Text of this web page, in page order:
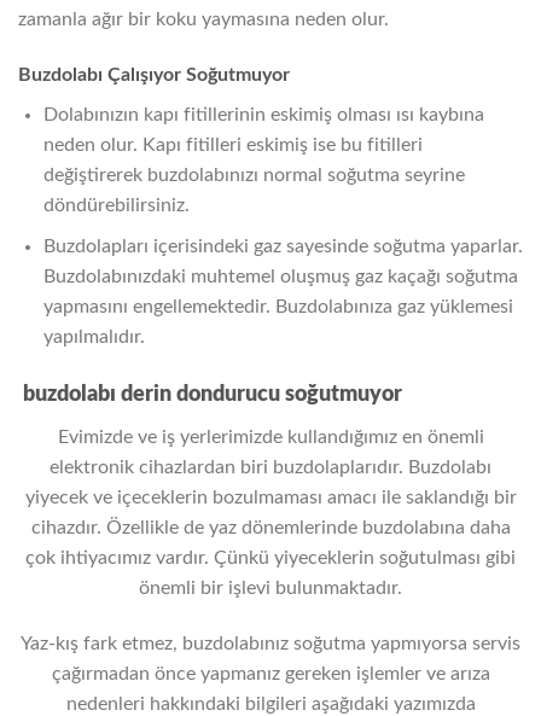
zamanla ağır bir koku yaymasına neden olur.
Buzdolabı Çalışıyor Soğutmuyor
Dolabınızın kapı fitillerinin eskimiş olması ısı kaybına
neden olur. Kapı fitilleri eskimiş ise bu fitilleri
değiştirerek buzdolabınızı normal soğutma seyrine
döndürebilirsiniz.
Buzdolapları içerisindeki gaz sayesinde soğutma yaparlar.
Buzdolabınızdaki muhtemel oluşmuş gaz kaçağı soğutma
yapmasını engellemektedir. Buzdolabınıza gaz yüklemesi
yapılmalıdır.
buzdolabı derin dondurucu soğutmuyor
Evimizde ve iş yerlerimizde kullandığımız en önemli
elektronik cihazlardan biri buzdolaplarıdır. Buzdolabı
yiyecek ve içeceklerin bozulmaması amacı ile saklandığı bir
cihazdır. Özellikle de yaz dönemlerinde buzdolabına daha
çok ihtiyacımız vardır. Çünkü yiyeceklerin soğutulması gibi
önemli bir işlevi bulunmaktadır.
Yaz-kış fark etmez, buzdolabınız soğutma yapmıyorsa servis
çağırmadan önce yapmanız gereken işlemler ve arıza
nedenleri hakkındaki bilgileri aşağıdaki yazımızda